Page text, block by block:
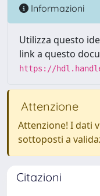
Informazioni
Utilizza questo
link a questo
https://
Attenzione
Attenzione! I dati
sottoposti a
Citazioni